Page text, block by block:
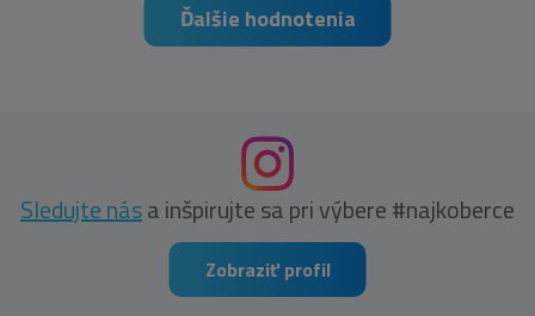
Ďalšie hodnotenia
Sledujte nása inšpirujte sa pri výbere #najkoberce
Zobraziť profil